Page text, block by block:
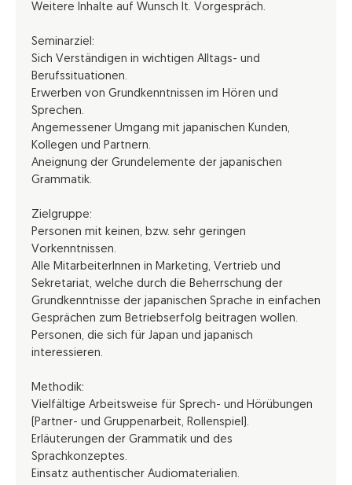
Weitere Inhalte auf Wunsch lt. Vorgespräch.
Seminarziel:
Sich Verständigen in wichtigen Alltags- und
Berufssituationen.
Erwerben von Grundkenntnissen im Hören und
Sprechen.
Angemessener Umgang mit japanischen Kunden,
Kollegen und Partnern.
Aneignung der Grundelemente der japanischen
Grammatik.
Zielgruppe:
Personen mit keinen, bzw. sehr geringen
Vorkenntnissen.
Alle MitarbeiterInnen in Marketing, Vertrieb und
Sekretariat, welche durch die Beherrschung der
Grundkenntnisse der japanischen Sprache in einfachen
Gesprächen zum Betriebserfolg beitragen wollen.
Personen, die sich für Japan und japanisch
interessieren.
Methodik:
Vielfältige Arbeitsweise für Sprech- und Hörübungen
(Partner- und Gruppenarbeit, Rollenspiel).
Erläuterungen der Grammatik und des
Sprachkonzeptes.
Einsatz authentischer Audiomaterialien.